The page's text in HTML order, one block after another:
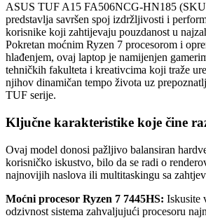
ASUS TUF A15 FA506NCG-HN185
predstavlja savršen spoj izdržljivosti i
korisnike koji zahtijevaju pouzdanost u
Pokretan moćnim Ryzen 7 procesorom i
hlađenjem, ovaj laptop je namijenjen
tehničkih fakulteta i kreativcima koji traže
njihov dinamičan tempo života uz
TUF serije.
Ključne karakteristike koje čine
Ovaj model donosi pažljivo balansiran
korisničko iskustvo, bilo da se radi o
najnovijih naslova ili multitaskingu sa
Moćni procesor Ryzen 7 7445HS: Iskusite
odzivnost sistema zahvaljujući procesoru